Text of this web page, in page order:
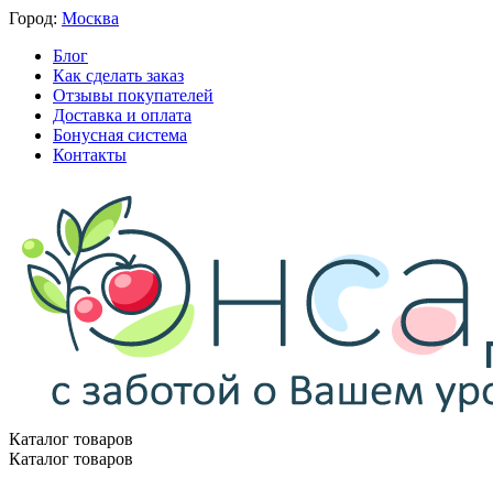
Город: Москва
Блог
Как сделать заказ
Отзывы покупателей
Доставка и оплата
Бонусная система
Контакты
Каталог товаров
Каталог товаров